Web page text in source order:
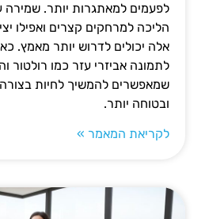
לפעמים למאתגרות יותר. שמירה
הליכה למרחקים קצרים ואפילו
אלה יכולים לדרוש יותר מאמץ.
לתמונה אביזרי עזר כמו רולטור
שמאפשרים להמשיך לחיות
ובטוחה יותר.
לקריאת המאמר »